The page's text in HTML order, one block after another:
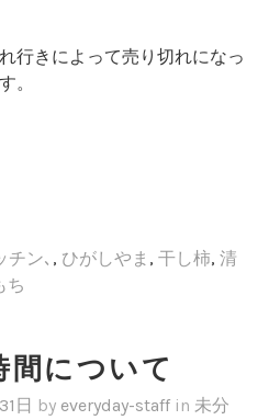
行きによって売り切れになっ
。
チン､ , ひがしやま , 干し柿, 清
ち
間について
日 by everyday-staff in 未分